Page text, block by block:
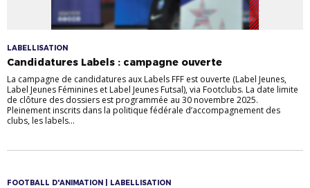
LABELLISATION
Candidatures Labels : campagne ouverte
La campagne de candidatures aux Labels FFF est ouverte (Label Jeunes,
Label Jeunes Féminines et Label Jeunes Futsal), via Footclubs. La date limite
de clôture des dossiers est programmée au 30 novembre 2025.
Pleinement inscrits dans la politique fédérale d’accompagnement des
clubs, les labels...
FOOTBALL D'ANIMATION | LABELLISATION